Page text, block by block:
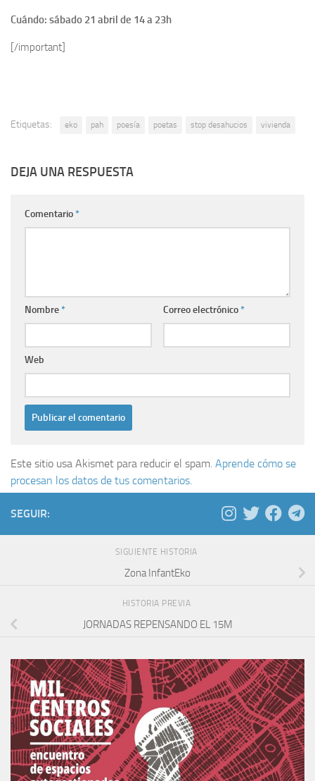
Cuándo: sábado 21 abril de 14 a 23h
[/important]
Etiquetas: eko pah poesía poetas stop desahucios vivienda
DEJA UNA RESPUESTA
Comentario*
Nombre* Correo electrónico*
Web
Este sitio usa Akismet para reducir el spam. Aprende cómo se
procesan los datos de tus comentarios.
SEGUIR:
SIGUIENTE HISTORIA
Zona InfantEko
HISTORIA PREVIA
JORNADAS REPENSANDO EL 15M